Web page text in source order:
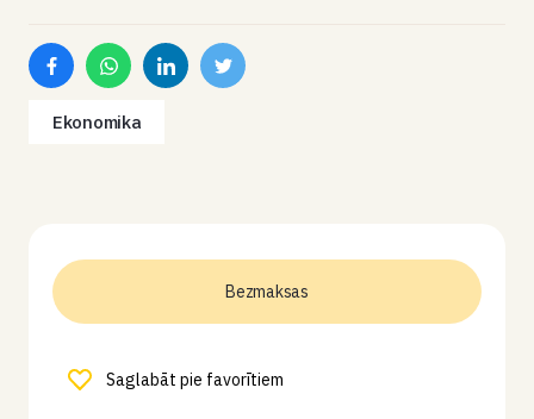
Ekonomika
Bezmaksas
Saglabāt pie favorītiem